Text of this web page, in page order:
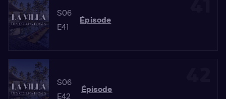
S06
E41
Épisode
S06
E42
Épisode